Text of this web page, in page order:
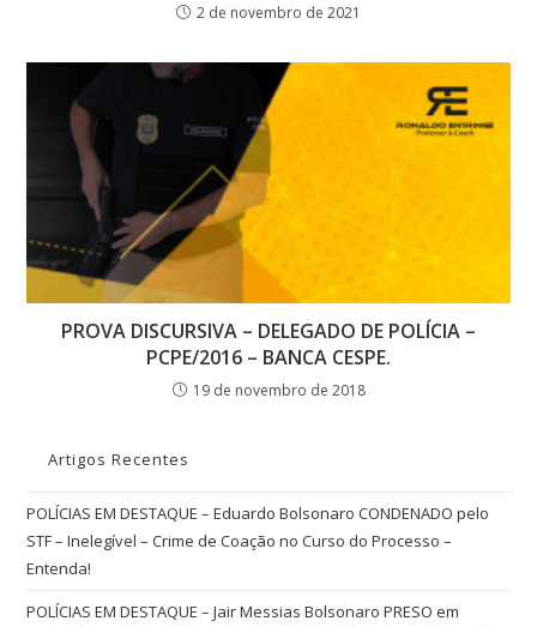
2 de novembro de 2021
PROVA DISCURSIVA – DELEGADO DE POLÍCIA –
PCPE/2016 – BANCA CESPE.
19 de novembro de 2018
Artigos Recentes
POLÍCIAS EM DESTAQUE – Eduardo Bolsonaro CONDENADO pelo
STF – Inelegível – Crime de Coação no Curso do Processo –
Entenda!
POLÍCIAS EM DESTAQUE – Jair Messias Bolsonaro PRESO em